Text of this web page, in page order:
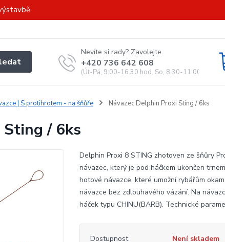
Nevíte si rady? Zavolejte.
+420 736 642 608
(Út-Pá, 9:00-16.30 hod. So, 8.30-11:00 hod.)
| S protihrotem - na šňůře Návazec Delphin Proxi Sting / 6ks
Sting / 6ks
Delphin Proxi 8 STING zhotoven ze šňůry
návazec, který je pod háčkem ukončen
hotové návazce, které umožní rybářům
návazce bez zdlouhavého vázání. Na
háček typu CHINU(BARB). Technické
Dostupnost Není skladem